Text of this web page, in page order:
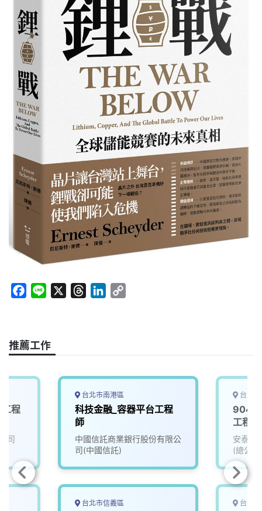
e
b
o
a
s
e
I
n
L
n
推薦工作
程
司
台北市南港區
科技金融_容器平台工程
師
中國信託商業銀行股份有限公
司(中國信託)
台北市信義區
台北
904 -
工程師
安泰商
(總公
台北